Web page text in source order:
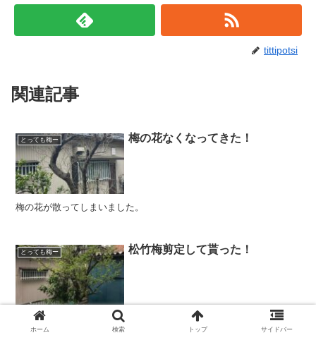
tittipotsi
関連記事
とっても梅ー 梅の花なくなってきた！
梅の花が散ってしまいました。
とっても梅ー 松竹梅剪定して貰った！
植栽の手入れをお願いした本日、家内の実家の松の木と梅の木と竹を
業者に剪定して戴いた。昨今隣近所の影響を考えると、そろそろ植栽
ホーム 検索 トップ サイドバー